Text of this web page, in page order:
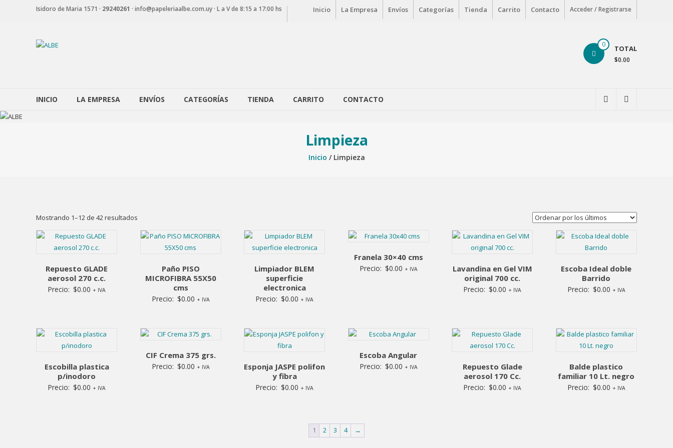
Isidoro de Maria 1571 · 29240261 · info@papeleriaalbe.com.uy · L a V de 8:15 a 17:00 hs Inicio La Empresa Envíos Categorías Tienda Carrito Contacto Acceder / Registrarse
ALBE 0 TOTAL
$0.00
INICIO LA EMPRESA ENVÍOS CATEGORÍAS TIENDA CARRITO CONTACTO
Limpieza
Inicio / Limpieza
Mostrando 1–12 de 42 resultados
por
los
Repuesto GLADE
aerosol 270 c.c.
Precio: $0.00 + IVA
Paño PISO
MICROFIBRA 55X50
cms
Precio: $0.00 + IVA
Limpiador BLEM
superficie
electronica
Precio: $0.00 + IVA
Franela 30×40 cms
Precio: $0.00 + IVA
Lavandina en Gel VIM
original 700 cc.
Precio: $0.00 + IVA
Escoba Ideal doble
Barrido
Precio: $0.00 + IVA
Escobilla plastica
p/inodoro
Precio: $0.00 + IVA
CIF Crema 375 grs.
Precio: $0.00 + IVA
Esponja JASPE polifon
y fibra
Precio: $0.00 + IVA
Escoba Angular
Precio: $0.00 + IVA
Repuesto Glade
aerosol 170 Cc.
Precio: $0.00 + IVA
Balde plastico
familiar 10 Lt. negro
Precio: $0.00 + IVA
1 2 3 4 →